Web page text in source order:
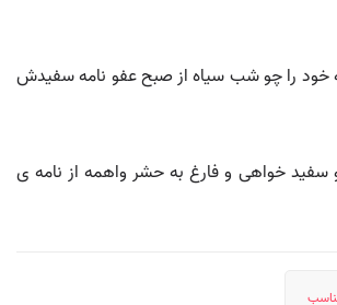
خود را چو شب سیاه از صبح عفو نامه سفیدش
سفید خواهی و فارغ به حشر واهمه از نامه ی